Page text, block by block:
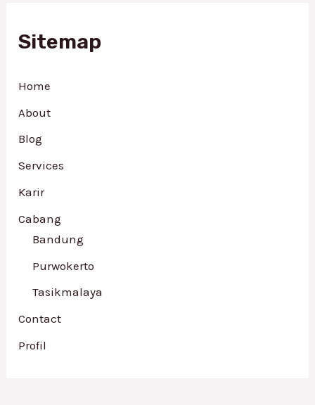
Sitemap
Home
About
Blog
Services
Karir
Cabang
Bandung
Purwokerto
Tasikmalaya
Contact
Profil